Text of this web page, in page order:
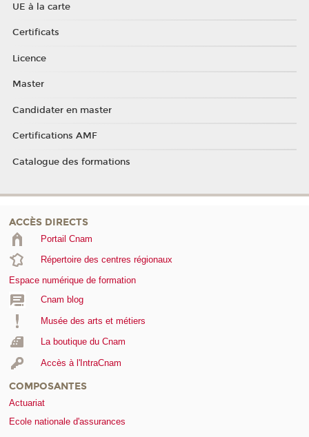
UE à la carte
Certificats
Licence
Master
Candidater en master
Certifications AMF
Catalogue des formations
ACCÈS DIRECTS
Portail Cnam
Répertoire des centres régionaux
Espace numérique de formation
Cnam blog
Musée des arts et métiers
La boutique du Cnam
Accès à l'IntraCnam
COMPOSANTES
Actuariat
Ecole nationale d'assurances